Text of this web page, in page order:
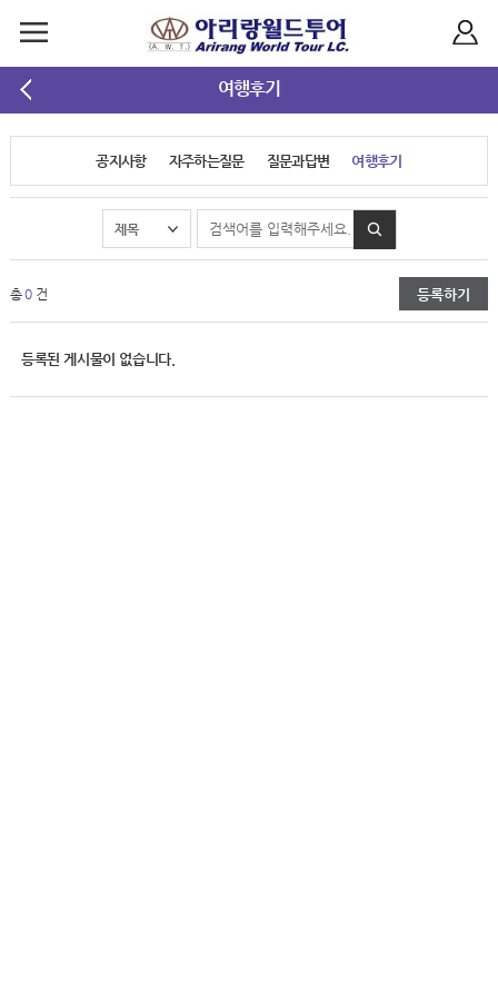
여행후기
공지사항 자주하는질문 질문과답변 여행후기
총0건 등록하기
등록된 게시물이 없습니다.